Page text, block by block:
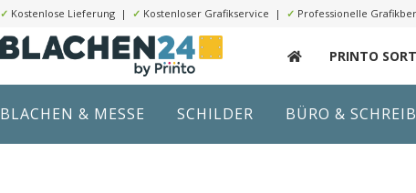
✓ Kostenlose Lieferung | ✓ Kostenloser Grafikservice | ✓ Professionelle
PRINTO
BLACHEN & MESSE SCHILDER BÜRO &